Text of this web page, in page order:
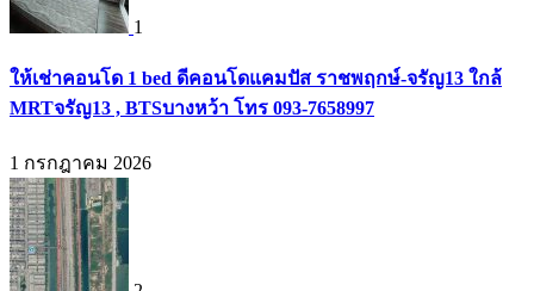
1
ให้เช่าคอนโด 1 bed ดีคอนโดแคมปัส ราชพฤกษ์-จรัญ13 ใกล้
MRTจรัญ13 , BTSบางหว้า โทร 093-7658997
1 กรกฎาคม 2026